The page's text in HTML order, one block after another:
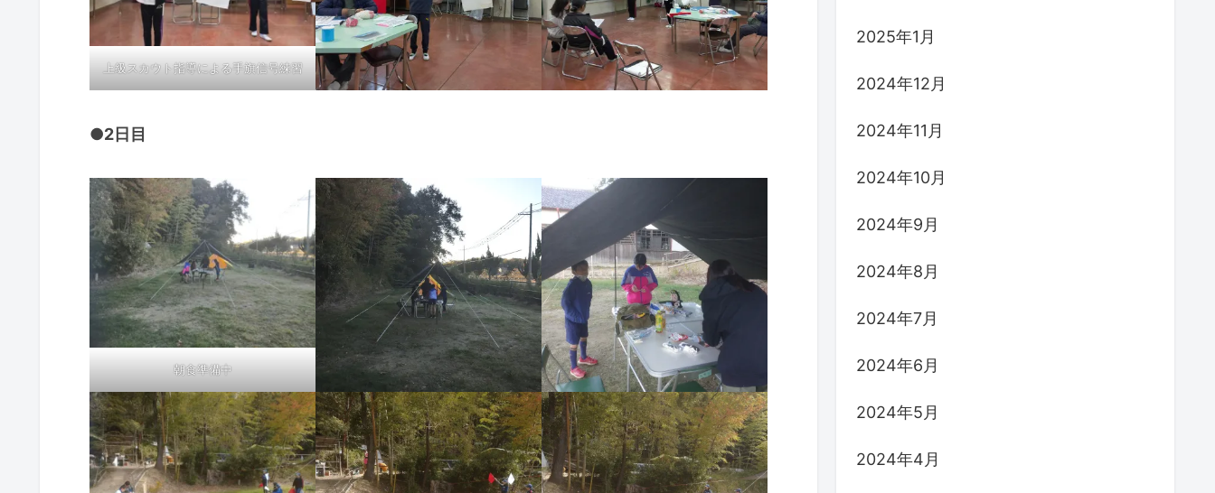
上級スカウト指導による手旗信号練習
●2日目
朝食準備中
2025年1月
2024年12月
2024年11月
2024年10月
2024年9月
2024年8月
2024年7月
2024年6月
2024年5月
2024年4月